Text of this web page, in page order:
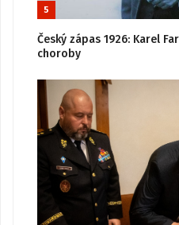
5
Český zápas 1926: Karel
choroby